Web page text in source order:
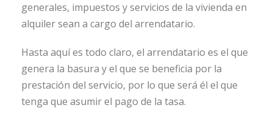
generales, impuestos y servicios de la vivienda en
alquiler sean a cargo del arrendatario.
Hasta aquí es todo claro, el arrendatario es el que
genera la basura y el que se beneficia por la
prestación del servicio, por lo que será él el que
tenga que asumir el pago de la tasa.